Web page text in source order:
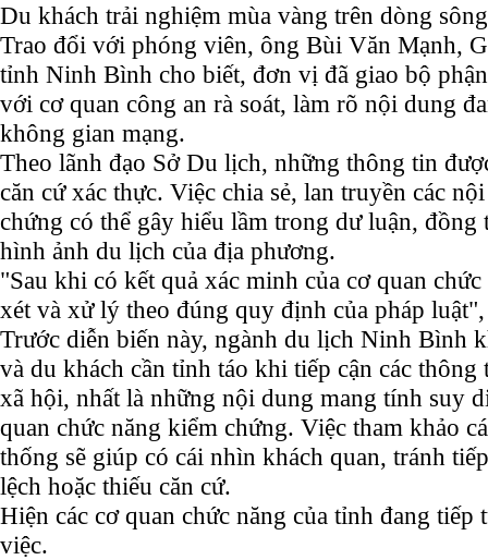
Du khách trải nghiệm mùa vàng trên dòng
Trao đổi với phóng viên, ông Bùi Văn Mạnh,
tỉnh Ninh Bình cho biết, đơn vị đã giao bộ
với cơ quan công an rà soát, làm rõ nội dung
không gian mạng.
Theo lãnh đạo Sở Du lịch, những thông tin
căn cứ xác thực. Việc chia sẻ, lan truyền các
chứng có thể gây hiểu lầm trong dư luận, đồng
hình ảnh du lịch của địa phương.
"Sau khi có kết quả xác minh của cơ quan
xét và xử lý theo đúng quy định của pháp
Trước diễn biến này, ngành du lịch Ninh Bình
và du khách cần tỉnh táo khi tiếp cận các
xã hội, nhất là những nội dung mang tính suy
quan chức năng kiểm chứng. Việc tham khảo
thống sẽ giúp có cái nhìn khách quan, tránh
lệch hoặc thiếu căn cứ.
Hiện các cơ quan chức năng của tỉnh đang
việc.